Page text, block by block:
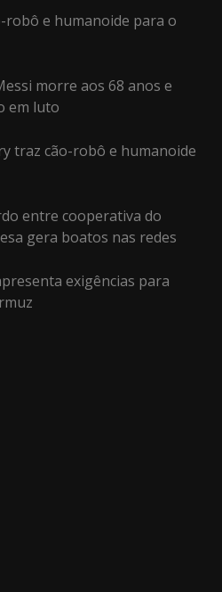
robô e humanoide para o
morre aos 68 anos e
em luto
traz cão-robô e humanoide
entre cooperativa do
gera boatos nas redes
exigências para